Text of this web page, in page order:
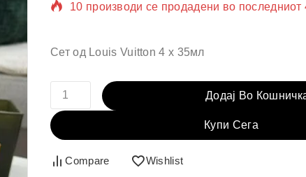
Се продава брзо! Над 6 лица веќе го
Сет од Louis Vuitton 4 х 35мл
Додај Во
Купи Сега
Compare Wishlist